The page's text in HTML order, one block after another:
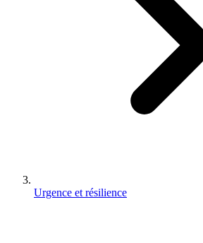
Urgence et résilience